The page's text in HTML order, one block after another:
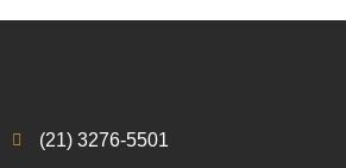
(21) 3276-5501